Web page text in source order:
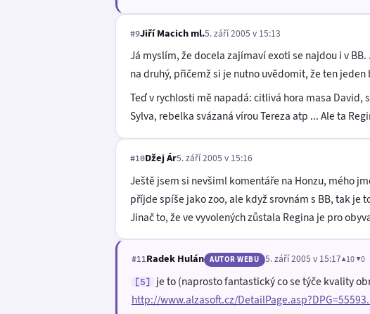
#9Jiří Macich ml.5. září 2005 v 15:13
Já myslím, že docela zajímaví exoti se najdou i v
na druhý, přičemž si je nutno uvědomit, že ten
Teď v rychlosti mě napadá: citlivá hora masa
Sylva, rebelka svázaná vírou Tereza atp ... Ale ta
#10Džej Ár5. září 2005 v 15:16
Ještě jsem si nevšiml komentáře na Honzu, mého
příjde spíše jako zoo, ale když srovnám s BB, tak je
Jinač to, že ve vyvolených zůstala Regina je pro
#11Radek Hulán AUTOR WEBU 5. září 2005 v 15:17▲10 ▼0
[5]
je to (naprosto fantastický co se týče kvality
http://www.alzasoft.cz/